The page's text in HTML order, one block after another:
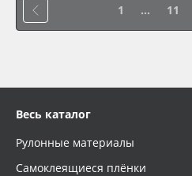
1 ... 11
Весь каталог
Рулонные материалы
Самоклеящиеся плёнки